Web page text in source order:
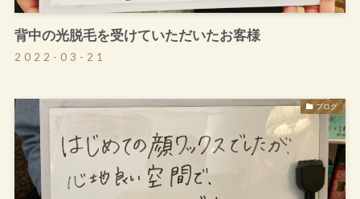
背中の光脱毛を受けていただいたお客様
2022-03-21
ブログ